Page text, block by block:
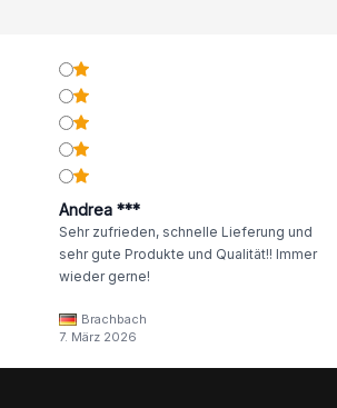
Andrea ***
Sehr zufrieden, schnelle Lieferung und
sehr gute Produkte und Qualität!! Immer
wieder gerne!
Brachbach
7. März 2026